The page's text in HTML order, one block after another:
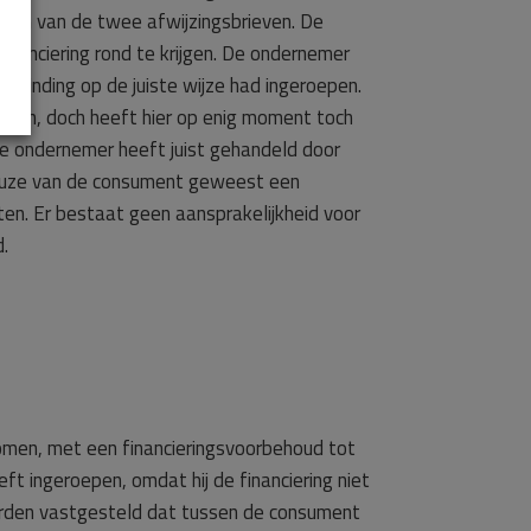
van de twee afwijzingsbrieven. De
rond te krijgen. De ondernemer
op de juiste wijze had ingeroepen.
doch heeft hier op enig moment toch
ondernemer heeft juist gehandeld door
van de consument geweest een
Er bestaat geen aansprakelijkheid voor
met een financieringsvoorbehoud tot
ingeroepen, omdat hij de financiering niet
vastgesteld dat tussen de consument